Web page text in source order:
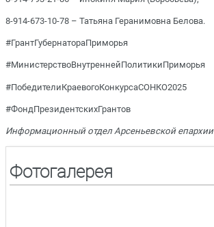
8-914-673-10-78 – Татьяна Геранимовна Белова.
#ГрантГубернатораПриморья
#МинистерствоВнутреннейПолитикиПриморья
#ПобедителиКраевогоКонкурсаСОНКО2025
#ФондПрезидентскихГрантов
Информационный отдел Арсеньевской епархии
Фотогалерея